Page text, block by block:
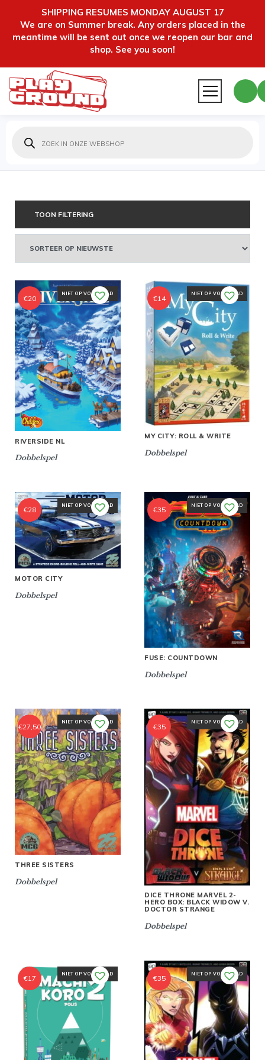
SHIPPING RESUMES MONDAY AUGUST 17
We are on Summer break. Any orders placed in the
meantime will be sent out once we reopen our bar and
shop. See you soon!
zoeken
TOON FILTERING
NIET OP VOORRAAD
RIVERSIDE NL
Dobbelspel
€20
NIET OP VOORRAAD
MY CITY: ROLL & WRITE
Dobbelspel
€14
NIET OP VOORRAAD
MOTOR CITY
Dobbelspel
€28
NIET OP VOORRAAD
FUSE: COUNTDOWN
Dobbelspel
€35
NIET OP VOORRAAD
THREE SISTERS
Dobbelspel
€27,50
NIET OP VOORRAAD
DICE THRONE MARVEL 2-
HERO BOX: BLACK WIDOW V.
DOCTOR STRANGE
Dobbelspel
€35
NIET OP VOORRAAD
€17
NIET OP VOORRAAD
€35